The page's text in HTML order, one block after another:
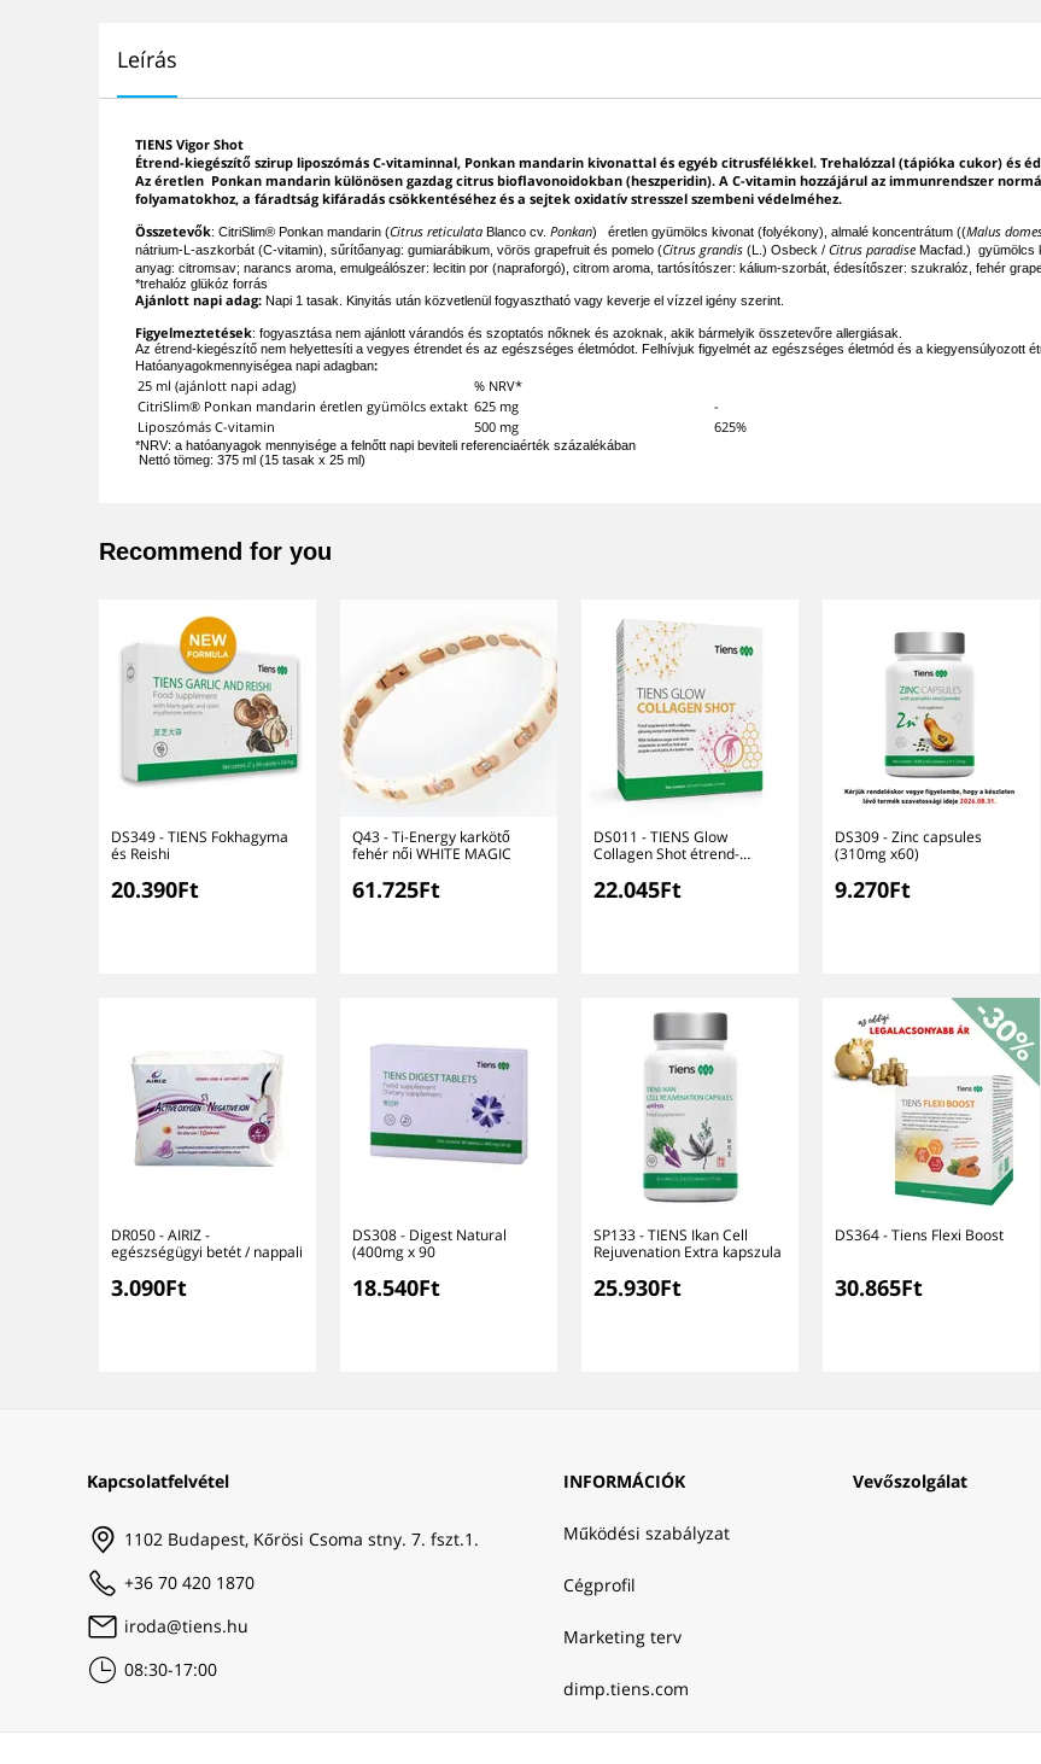
Leírás
TIENS Vigor Shot
Étrend-kiegészítő szirup liposzómás C-vitaminnal, Ponkan mandarin kivonattal és egyéb citrusfélékkel. Trehalózzal (tápióka cukor) és
Az éretlen Ponkan mandarin különösen gazdag citrus bioflavonoidokban (heszperidin). A C-vitamin hozzájárul az immunrendszer
folyamatokhoz, a fáradtság kifáradás csökkentéséhez és a sejtek oxidatív stresszel szembeni védelméhez.
Összetevők: CitriSlim® Ponkan mandarin (Citrus reticulata Blanco cv. Ponkan) éretlen gyümölcs kivonat (folyékony), almalé koncentrátum ((Malus
nátrium-L-aszkorbát (C-vitamin), sűrítőanyag: gumiarábikum, vörös grapefruit és pomelo (Citrus grandis (L.) Osbeck / Citrus paradise Macfad.) gyümölcs
anyag: citromsav; narancs aroma, emulgeálószer: lecitin por (napraforgó), citrom aroma, tartósítószer: kálium-szorbát, édesítőszer: szukralóz, fehér
*trehalóz glükóz forrás
Ajánlott napi adag: Napi 1 tasak. Kinyitás után közvetlenül fogyasztható vagy keverje el vízzel igény szerint.
Figyelmeztetések: fogyasztása nem ajánlott várandós és szoptatós nőknek és azoknak, akik bármelyik összetevőre allergiásak.
Az étrend-kiegészítő nem helyettesíti a vegyes étrendet és az egészséges életmódot. Felhívjuk figyelmét az egészséges életmód és a kiegyensúlyozott
Hatóanyagokmennyiségea napi adagban:
25 ml (ajánlott napi adag)
% NRV*
CitriSlim® Ponkan mandarin éretlen gyümölcs extakt 625 mg
-
Liposzómás C-vitamin
500 mg 625%
*NRV: a hatóanyagok mennyisége a felnőtt napi beviteli referenciaérték százalékában
Nettó tömeg: 375 ml (15 tasak x 25 ml)
Recommend for you
DS349 - TIENS Fokhagyma
és Reishi
20.390Ft
Q43 - Ti-Energy karkötő
fehér női WHITE MAGIC
61.725Ft
DS011 - TIENS Glow
Collagen Shot étrend-
kivonattal és Manuka
mézzel.
22.045Ft
DS309 - Zinc capsules
(310mg x60)
9.270Ft
DR050 - AIRIZ -
egészségügyi betét / nappali
3.090Ft
DS308 - Digest Natural
(400mg x 90
18.540Ft
SP133 - TIENS Ikan Cell
Rejuvenation Extra kapszula
25.930Ft
DS364 - Tiens Flexi Boost
30.865Ft
Kapcsolatfelvétel
1102 Budapest, Kőrösi Csoma stny. 7. fszt.1.
+36 70 420 1870
iroda@tiens.hu
08:30-17:00
INFORMÁCIÓK
Működési szabályzat
Cégprofil
Marketing terv
dimp.tiens.com
Vevőszolgálat